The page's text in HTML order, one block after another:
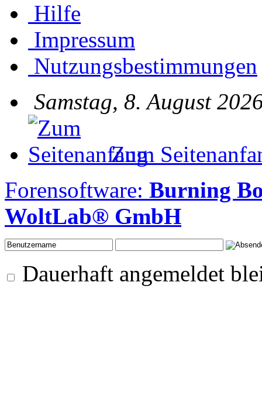
Hilfe
Impressum
Nutzungsbestimmungen
Samstag, 8. August
Zum
Forensoftware: Burning
WoltLab® GmbH
Dauerhaft angemeldet